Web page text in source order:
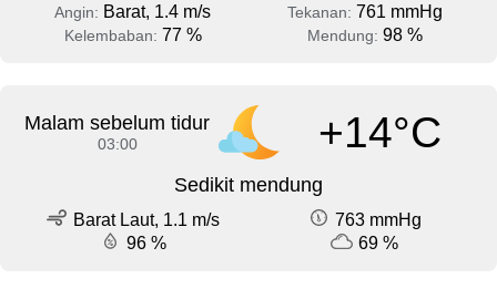
Angin: Barat, 1.4 m/s Tekanan: 761 mmHg
Kelembaban: 77 % Mendung: 98 %
Malam sebelum tidur
03:00 +14°C
Sedikit mendung
Barat Laut, 1.1 m/s
763 mmHg
96 %
69 %